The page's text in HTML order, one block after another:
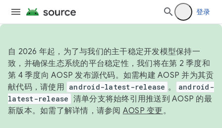
登录
自 2026 年起，为了与我们的主干稳定开发模型保持一
致，并确保生态系统的平台稳定性，我们将在第 2 季度和
第 4 季度向 AOSP 发布源代码。如需构建 AOSP 并为其贡
献代码，请使用 android-latest-release 。
android-
latest-release 清单分支将始终引用推送到 AOSP 的最
新版本。如需了解详情，请参阅 AOSP 变更。